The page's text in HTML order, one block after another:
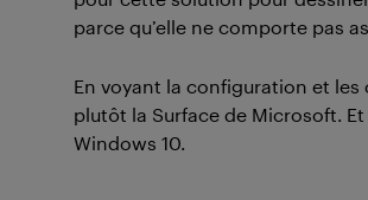
parce qu’elle ne comporte pas
En voyant la configuration et les
plutôt la Surface de Microsoft. Et
Windows 10.